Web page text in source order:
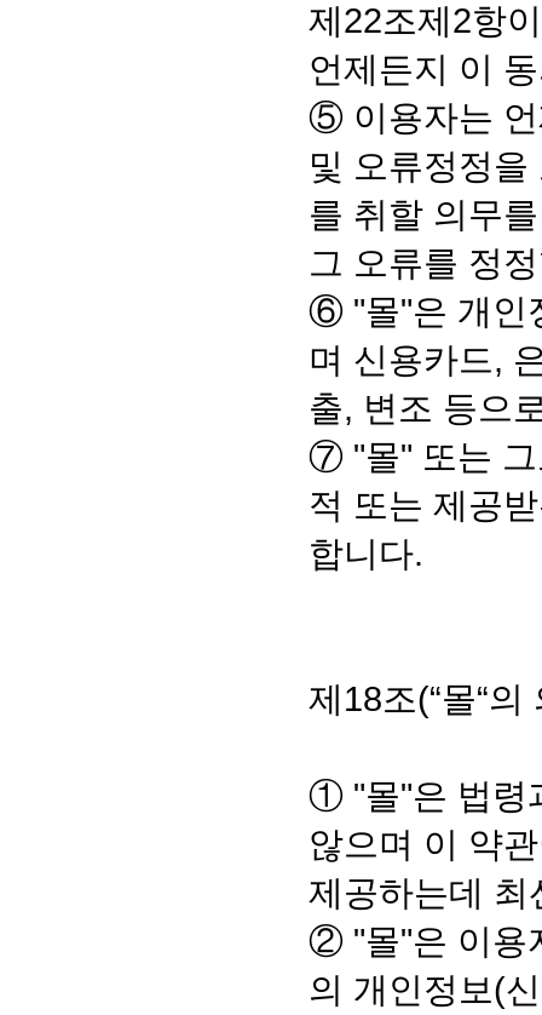
제22조제2항
언제든지 이
⑤ 이용자는 언
및 오류정정
를 취할 의무
그 오류를 정
⑥ "몰"은 개인
며 신용카드,
출, 변조 등으
⑦ "몰" 또는 그
적 또는 제공
합니다.
제18조(“몰“의
① "몰"은 법령
않으며 이 약
제공하는데 최
② "몰"은 이용
의 개인정보(